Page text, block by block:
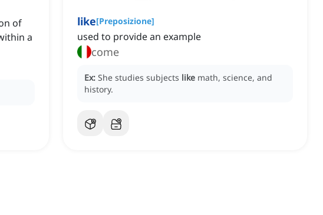
of
a
like[Preposizione]
used to provide an example
come
Ex: She studies subjects like math, science, and
history.